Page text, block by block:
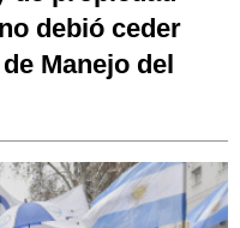
debió ceder
Manejo del